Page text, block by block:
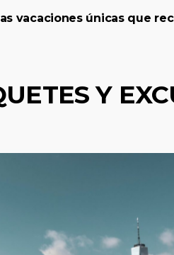
vacaciones únicas que
Y